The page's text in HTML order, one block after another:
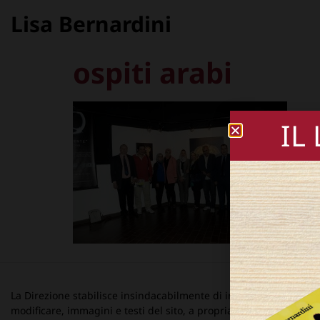
Lisa Bernardini
ospiti arabi
La Direzione stabilisce insindacabilmente di inserire,
modificare, immagini e testi del sito, a propria discrezione.
IL